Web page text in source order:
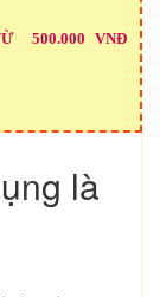
500.000 VNĐ
là